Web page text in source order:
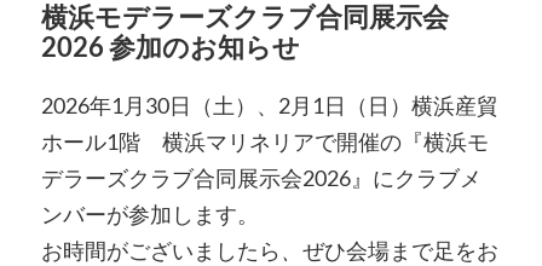
横浜モデラーズクラブ合同展示会
2026 参加のお知らせ
2026年1月30日（土）、2月1日（日）横浜産貿
ホール1階 横浜マリネリアで開催の『横浜モ
デラーズクラブ合同展示会2026』にクラブメ
ンバーが参加します。
お時間がございましたら 、 ぜひ会場まで足をお